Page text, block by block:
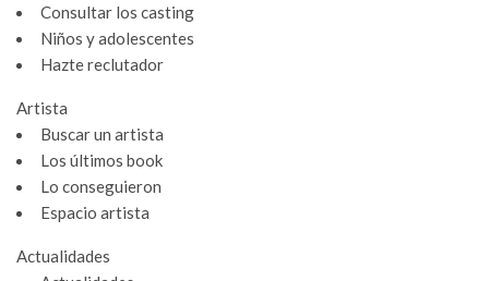
Consultar los casting
Niños y adolescentes
Hazte reclutador
Artista
Buscar un artista
Los últimos book
Lo conseguieron
Espacio artista
Actualidades